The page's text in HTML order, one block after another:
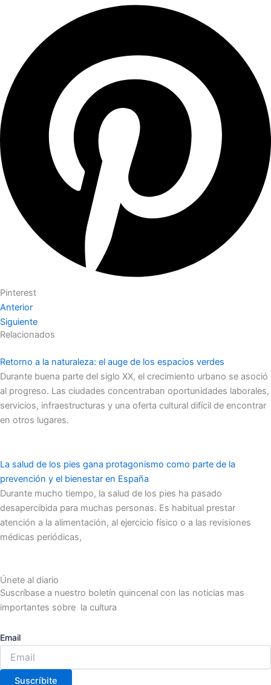
Pinterest
Anterior
Siguiente
Relacionados
Retorno a la naturaleza: el auge de los espacios verdes
Durante buena parte del siglo XX, el crecimiento urbano se asoció
al progreso. Las ciudades concentraban oportunidades laborales,
servicios, infraestructuras y una oferta cultural difícil de encontrar
en otros lugares.
La salud de los pies gana protagonismo como parte de la
prevención y el bienestar en España
Durante mucho tiempo, la salud de los pies ha pasado
desapercibida para muchas personas. Es habitual prestar
atención a la alimentación, al ejercicio físico o a las revisiones
médicas periódicas,
Únete al diario
Suscríbase a nuestro boletín quincenal con las noticias mas
importantes sobre la cultura
Email
Suscríbite